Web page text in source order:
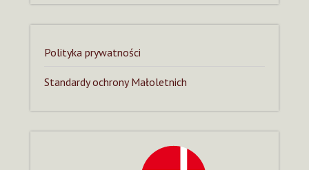
Polityka prywatności
Standardy ochrony Małoletnich